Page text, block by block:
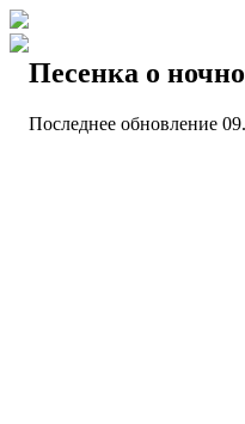
Песенка о
Последнее обновление